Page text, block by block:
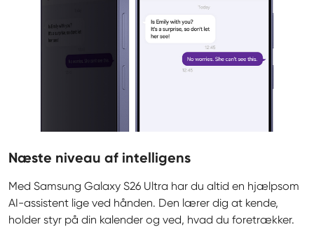
Næste niveau af intelligens
Med Samsung Galaxy S26 Ultra har du altid en hjælpsom
AI-assistent lige ved hånden. Den lærer dig at kende,
holder styr på din kalender og ved, hvad du foretrækker.